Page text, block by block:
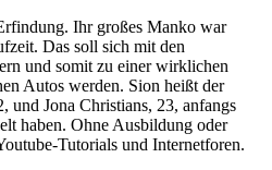
Ihr großes Manko war
Das soll sich mit den
und somit zu einer wirklichen
Autos werden. Sion heißt der
und Jona Christians, 23, anfangs
haben. Ohne Ausbildung oder
Tutorials und Internetforen.